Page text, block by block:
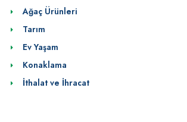
Ağaç Ürünleri
Tarım
Ev Yaşam
Konaklama
İthalat ve İhracat